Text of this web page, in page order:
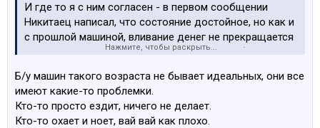
И где то я с ним согласен - в первом сообщении
Никитаец написал, что состояние достойное, но как и
с прошлой машиной, вливание денег не прекращается
и практически на каждой странице отчет об
разбавляют этот блог ремонтов своей болтовней.
Нажмите, чтобы раскрыть...
Б/у машин такого возраста не бывает идеальных, они все
имеют какие-то проблемки.
Кто-то просто ездит, ничего не делает.
Кто-то охает и ноет, вай вай как плохо.